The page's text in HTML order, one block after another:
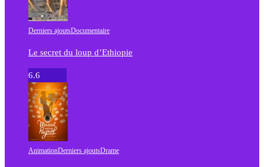
Derniers ajoutsDocumentaire
Le secret du loup d’Ethiopie
6.6
AnimationDerniers ajoutsDrame